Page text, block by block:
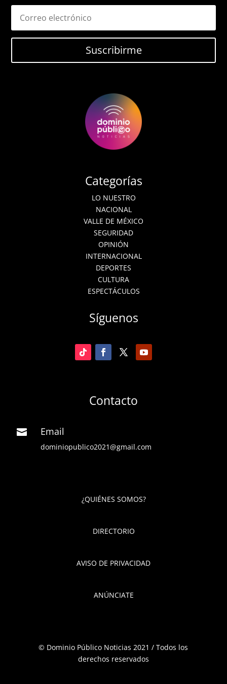
Suscribirme
Categorías
LO NUESTRO
NACIONAL
VALLE DE MÉXICO
SEGURIDAD
OPINIÓN
INTERNACIONAL
DEPORTES
CULTURA
ESPECTÁCULOS
Síguenos
Contacto
 Email
dominiopublico2021@gmail.com
¿QUIÉNES SOMOS?
DIRECTORIO
AVISO DE PRIVACIDAD
ANÚNCIATE
© Dominio Público Noticias 2021 / Todos los
derechos reservados